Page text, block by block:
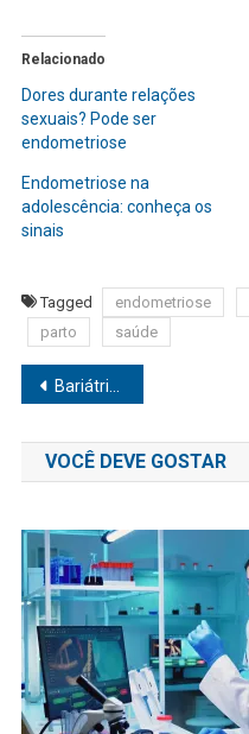
Relacionado
Dores durante relações
sexuais? Pode ser
endometriose
Endometriose na
adolescência: conheça os
sinais
Tagged endometriose
parto
saúde
Navegação
de
Post
Bariátrica pode reduzir risco de câncer de mama em mulheres obesas
VOCÊ DEVE GOSTAR